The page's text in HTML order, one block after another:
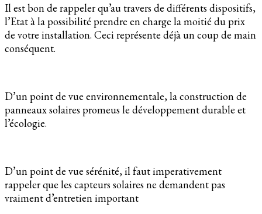
Il est bon de rappeler qu’au travers de différents dispositifs,
l’Etat à la possibilité prendre en charge la moitié du prix
de votre installation. Ceci représente déjà un coup de main
conséquent.
D’un point de vue environnementale, la construction de
panneaux solaires promeus le développement durable et
l’écologie.
D’un point de vue sérénité, il faut imperativement
rappeler que les capteurs solaires ne demandent pas
vraiment d’entretien important